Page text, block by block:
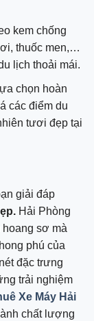
kem chống
thuốc men,…
lịch thoải mái.
chọn hoàn
các điểm du
tươi đẹp tại
giải đáp
Hải Phòng
sơ mà
phú của
đặc trưng
trải nghiệm
Xe Máy Hải
chất lượng